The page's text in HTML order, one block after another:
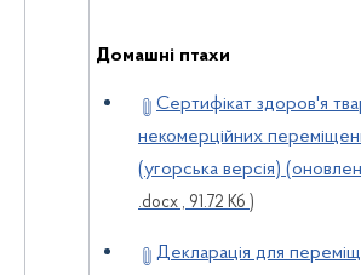
Домашні птахи
Сертифікат здоров'я
некомерційних
(угорська версія)
.docx , 91.72 Кб )
Декларація для